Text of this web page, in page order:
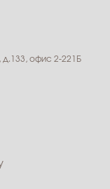
офис 2-221Б